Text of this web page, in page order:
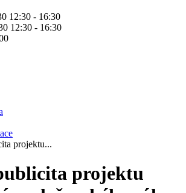
12:30 - 16:30
12:30 - 16:30
projektu...
projektu